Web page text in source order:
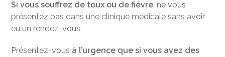
Si vous souffrez de toux ou de fièvre, ne vous
présentez pas dans une clinique médicale sans avoir
eu un rendez-vous.
Présentez-vous à l’urgence que si vous avez des